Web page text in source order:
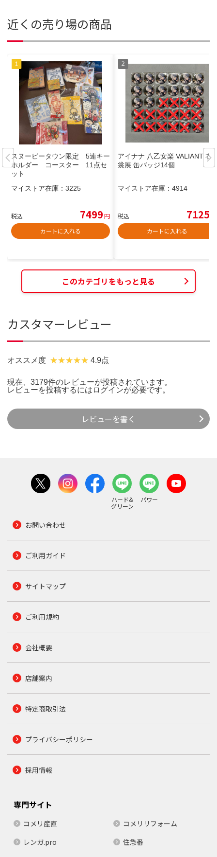
近くの売り場の商品
スヌーピータウン限定 5連キー
ホルダー コースター 11点セ
ット
マイストア在庫： 3225
税込 7499円
カートに入れる
アイナナ 八乙女楽 VALIANT 衣
裳展 缶バッジ14個
マイストア在庫： 4914
税込 7125
カートに入れる
このカテゴリをもっと見る
カスタマーレビュー
オススメ度 4.9点
現在、3179件のレビューが投稿されています。
レビューを投稿するには ログインが必要です。
レビューを書く
ハード&
グリーン
パワー
お問い合わせ
ご利用ガイド
サイトマップ
ご利用規約
会社概要
店舗案内
特定商取引法
プライバシーポリシー
採用情報
専門サイト
コメリ産直
コメリリフォーム
レンガ.pro
住急番